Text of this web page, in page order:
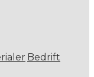
Bedrift